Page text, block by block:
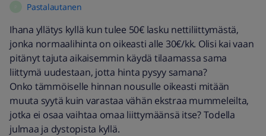
Pastalautanen
Ihana yllätys kyllä kun tulee 50€ lasku nettiliittymästä,
jonka normaalihinta on oikeasti alle 30€/kk. Olisi kai vaan
pitänyt tajuta aikaisemmin käydä tilaamassa sama
liittymä uudestaan, jotta hinta pysyy samana?
Onko tämmöiselle hinnan nousulle oikeasti mitään
muuta syytä kuin varastaa vähän ekstraa mummeleilta,
jotka ei osaa vaihtaa omaa liittymäänsä itse? Todella
julmaa ja dystopista kyllä.